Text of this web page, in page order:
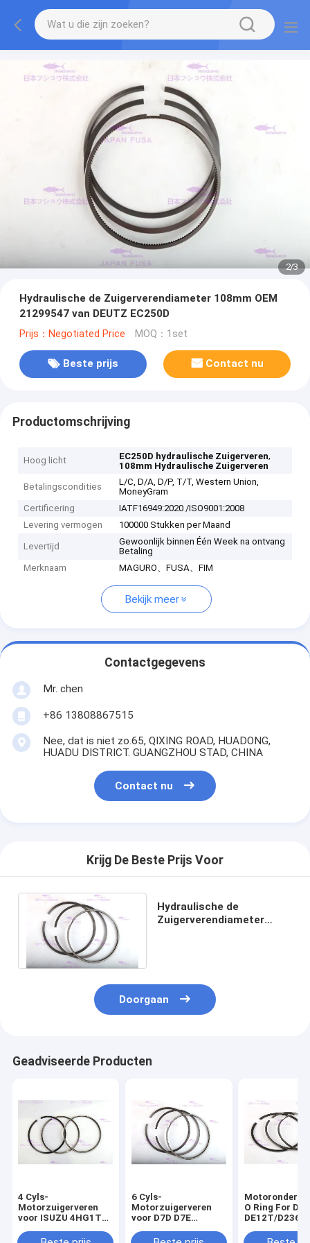
2/3
Hydraulische de Zuigerverendiameter 108mm OEM
21299547 van DEUTZ EC250D
Prijs：Negotiated Price MOQ：1set
Beste prijs Contact nu
Productomschrijving
Hoog licht EC250D hydraulische Zuigerveren,
108mm Hydraulische Zuigerveren
Betalingscondities
L/C, D/A, D/P, T/T, Western Union,
MoneyGram
Certificering
IATF16949:2020 /ISO9001:2008
Levering vermogen
100000 Stukken per Maand
Levertijd
Gewoonlijk binnen Één Week na ontvang
Betaling
Merknaam
MAGURO、FUSA、FIM
Bekijk meer
Contactgegevens
Mr. chen
+86 13808867515
Nee, dat is niet zo.65, QIXING ROAD, HUADONG,
HUADU DISTRICT. GUANGZHOU STAD, CHINA
Contact nu
Krijg De Beste Prijs Voor
Hydraulische de
Zuigerverendiameter
Doorgaan
Geadviseerde Producten
4 Cyls-
Motorzuigerveren
voor ISUZU 4HG1T
0
6 Cyls-
Motorzuigerveren
voor D7D D7E
O Ring For
DE12T/D2366